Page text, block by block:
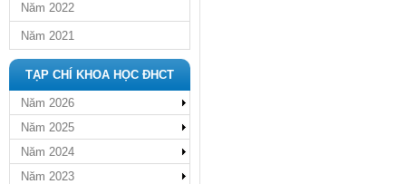
Năm 2022
Năm 2021
TẠP CHÍ KHOA HỌC ĐHCT
Năm 2026
Năm 2025
Năm 2024
Năm 2023